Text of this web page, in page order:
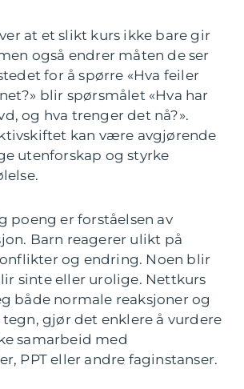
at et slikt kurs ikke bare gir
også endrer måten de ser
for å spørre «Hva feiler
blir spørsmålet «Hva har
og hva trenger det nå?».
kan være avgjørende
utenforskap og styrke
poeng er forståelsen av
Barn reagerer ulikt på
og endring. Noen blir
sinte eller urolige. Nettkurs
både normale reaksjoner og
gjør det enklere å vurdere
samarbeid med
PPT eller andre faginstanser.